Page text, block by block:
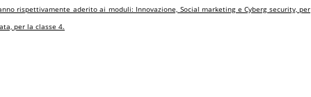
rispettivamente aderito ai moduli: Innovazione, Social marketing e Cyberg security, per
per la classe 4.